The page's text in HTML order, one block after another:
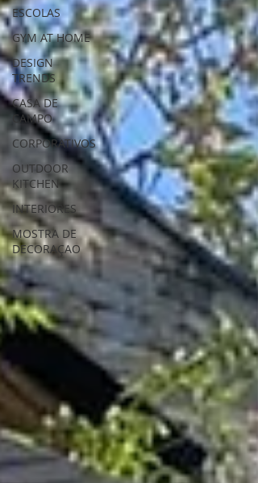
ESCOLAS
GYM AT HOME
DESIGN
TRENDS
CASA DE
CAMPO
CORPORATIVOS
OUTDOOR
KITCHEN
INTERIORES
MOSTRA DE
DECORAÇAO